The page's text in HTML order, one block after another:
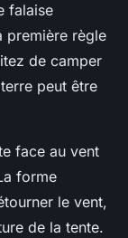
falaise
première règle
de camper
peut être
face au vent
forme
le vent,
de la tente.